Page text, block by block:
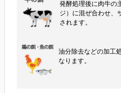
発酵処理後に肉牛の
ジ）に混ぜ合わせ、
されます。
油分除去などの加工
なります。